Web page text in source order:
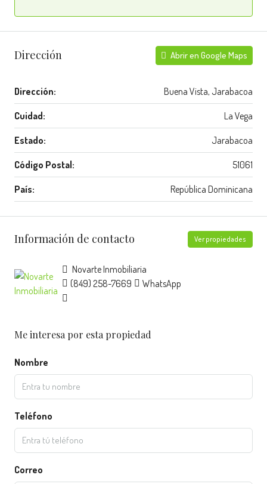
Dirección Abrir en Google Maps
Dirección: Buena Vista, Jarabacoa
Cuidad: La Vega
Estado: Jarabacoa
Código Postal: 51061
País: República Dominicana
Información de contacto Ver propiedades
Novarte Inmobiliaria
(849) 258-7669
WhatsApp
Me interesa por esta propiedad
Nombre
Teléfono
Correo